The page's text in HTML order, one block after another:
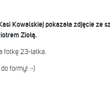
Kowalskiej pokazała zdjęcie ze
Ziołą.
fotkę 23-latka.
formy! :-)